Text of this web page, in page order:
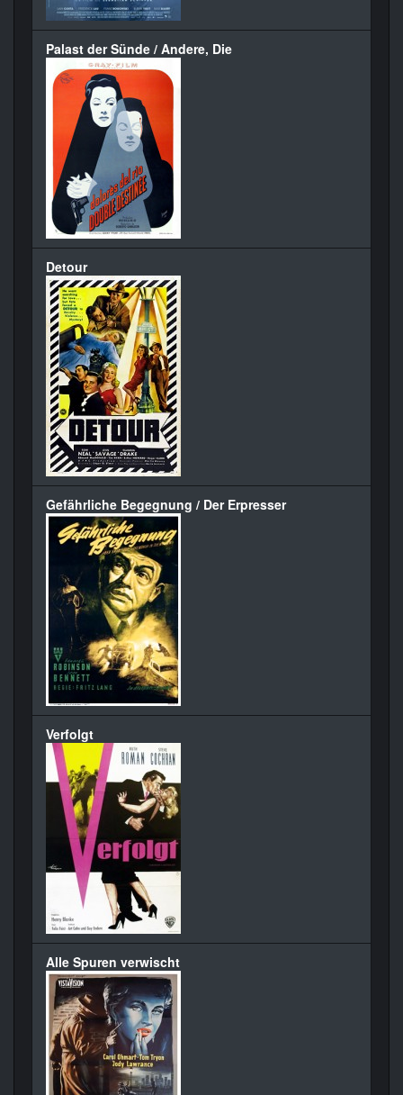
Palast der Sünde / Andere, Die
Detour
Gefährliche Begegnung / Der Erpresser
Verfolgt
Alle Spuren verwischt